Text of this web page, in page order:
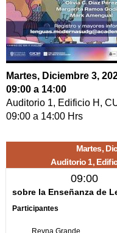
Martes, Diciembre 3,
09:00 a 14:00
Auditorio 1, Edificio H,
09:00 a 14:00 Hrs
Martes,
Auditorio 1,
09:00
sobre la Enseñanza de
Participantes
Reyna Grande